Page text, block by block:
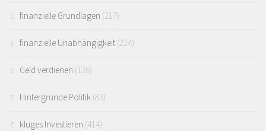
finanzielle Grundlagen (217)
finanzielle Unabhängigkeit (224)
Geld verdienen (126)
Hintergründe Politik (83)
kluges Investieren (414)